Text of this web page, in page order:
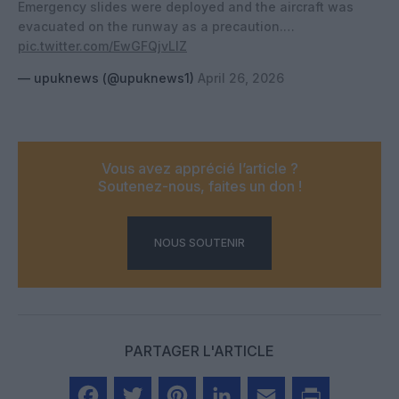
Emergency slides were deployed and the aircraft was
evacuated on the runway as a precaution.…
pic.twitter.com/EwGFQjvLlZ
— upuknews (@upuknews1) April 26, 2026
Vous avez apprécié l’article ?
Soutenez-nous, faites un don !
NOUS SOUTENIR
PARTAGER L'ARTICLE